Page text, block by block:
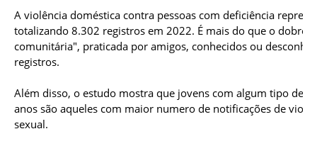
A violência doméstica contra pessoas com deficiência
totalizando 8.302 registros em 2022. É mais do que o dobro
comunitária", praticada por amigos, conhecidos ou
registros.
Além disso, o estudo mostra que jovens com algum tipo de
anos são aqueles com maior numero de notificações de
sexual.